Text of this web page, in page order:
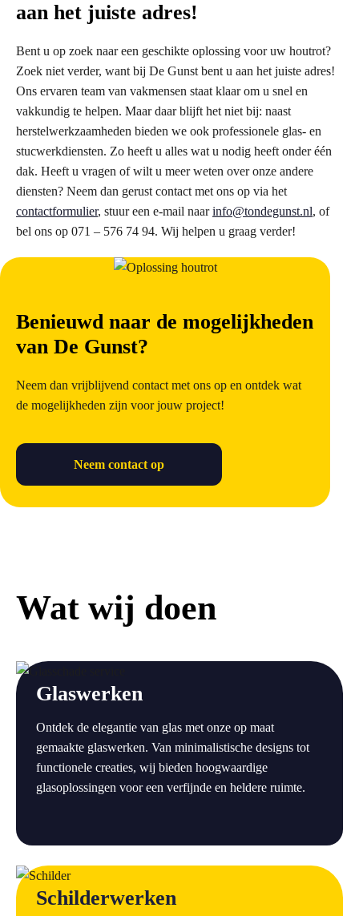
aan het juiste adres!
Bent u op zoek naar een geschikte oplossing voor uw houtrot?
Zoek niet verder, want bij De Gunst bent u aan het juiste adres!
Ons ervaren team van vakmensen staat klaar om u snel en
vakkundig te helpen. Maar daar blijft het niet bij: naast
herstelwerkzaamheden bieden we ook professionele glas- en
stucwerkdiensten. Zo heeft u alles wat u nodig heeft onder één
dak. Heeft u vragen of wilt u meer weten over onze andere
diensten? Neem dan gerust contact met ons op via het
contactformulier, stuur een e-mail naarinfo@tondegunst.nl, of
bel ons op 071 – 576 74 94. Wij helpen u graag verder!
Benieuwd naar de mogelijkheden
van De Gunst?
Neem dan vrijblijvend contact met ons op en ontdek wat
de mogelijkheden zijn voor jouw project!
Neem contact op
Wat wij doen
Glaswerken
Ontdek de elegantie van glas met onze op maat
gemaakte glaswerken. Van minimalistische designs tot
functionele creaties, wij bieden hoogwaardige
glasoplossingen voor een verfijnde en heldere ruimte.
a
Schilderwerken
a